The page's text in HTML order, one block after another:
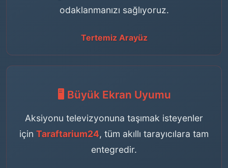
odaklanmanızı sağlıyoruz.
Tertemiz Arayüz
🖥️ Büyük Ekran Uyumu
Aksiyonu televizyonuna taşımak isteyenler
için Taraftarium24, tüm akıllı tarayıcılara tam
entegredir.